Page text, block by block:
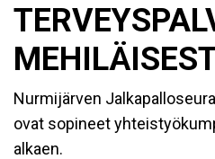
Nurmijärven
ovat sopineet
alkaen.